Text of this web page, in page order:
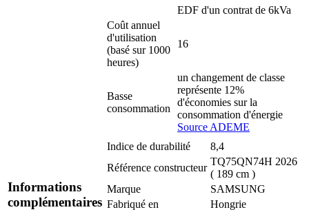
EDF d'un contrat de 6kVa
Coût annuel
d'utilisation
(basé sur 1000
heures)
16
Basse
consommation
un changement de classe
représente 12%
d'économies sur la
consommation d'énergie
Source ADEME
Informations
complémentaires
Indice de durabilité
8,4
Référence constructeur
TQ75QN74H 2026
( 189 cm )
Marque
SAMSUNG
Fabriqué en
Hongrie